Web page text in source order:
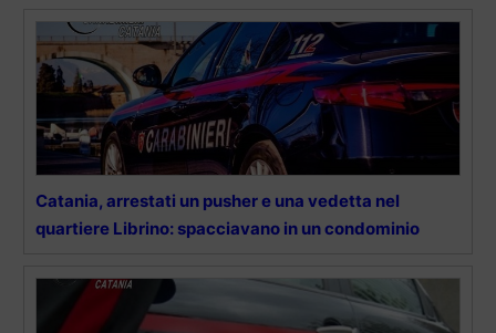
Catania, arrestati un pusher e una vedetta nel
quartiere Librino: spacciavano in un condominio